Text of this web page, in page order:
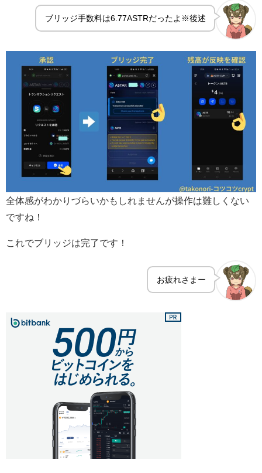
ブリッジ手数料は6.77ASTRだったよ※後述
全体感がわかりづらいかもしれませんが操作は難しくない
ですね！
これでブリッジは完了です！
お疲れさまー